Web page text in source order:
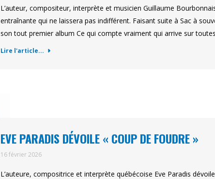
L’auteur, compositeur, interprète et musicien Guillaume
entraînante qui ne laissera pas indifférent. Faisant suite à Sac à
son tout premier album Ce qui compte vraiment qui arrive sur
Lire l'article...
EVE PARADIS DÉVOILE « COUP DE FOUDRE »
16 février 2026
L’auteure, compositrice et interprète québécoise Eve Paradis